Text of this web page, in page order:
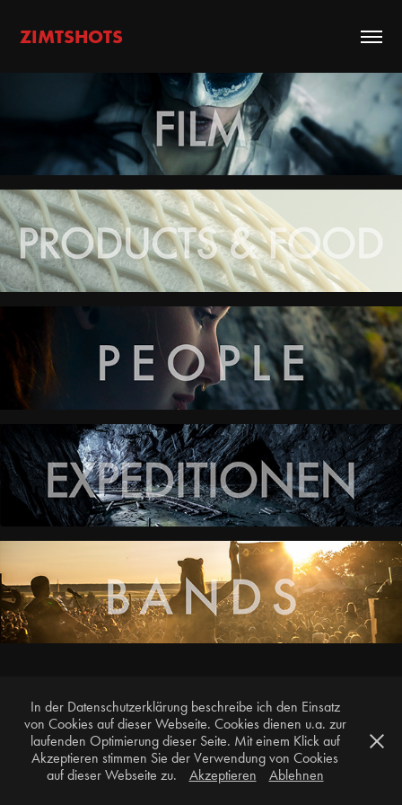
ZIMTSHOTS
Copyright by Artem Selennov 2025
In der Datenschutzerklärung beschreibe ich den Einsatz
von Cookies auf dieser Webseite. Cookies dienen u.a. zur
laufenden Optimierung dieser Seite. Mit einem Klick auf
Akzeptieren stimmen Sie der Verwendung von Cookies
auf dieser Webseite zu.
Akzeptieren Ablehnen